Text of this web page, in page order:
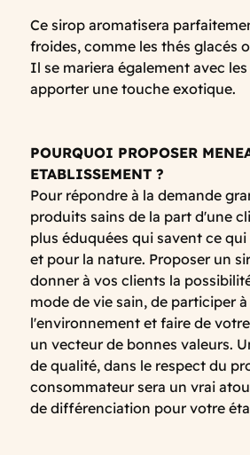
Ce sirop aromatisera
froides, comme les thés glacés
Il se mariera également avec
apporter une touche exotique.
POURQUOI PROPOSER
ETABLISSEMENT ?
Pour répondre à la demande
produits sains de la part d'une
plus éduquées qui savent ce
et pour la nature. Proposer un
donner à vos clients la
mode de vie sain, de participer
l'environnement et faire de
un vecteur de bonnes valeurs.
de qualité, dans le respect du
consommateur sera un vrai
de différenciation pour votre